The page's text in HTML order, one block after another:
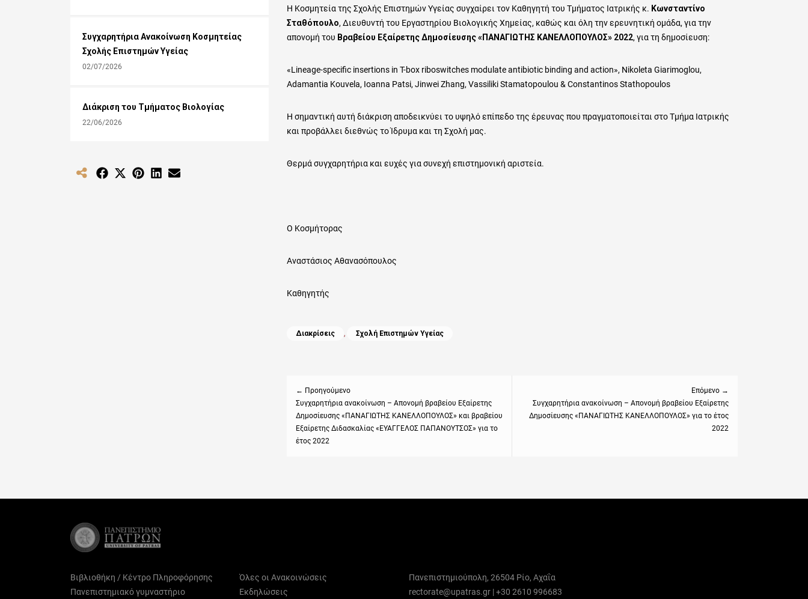
Η Κοσμητεία της Σχολής Επιστημών Υγείας συγχαίρει τον Καθηγητή του Τμήματος Ιατρικής κ. Κωνσταντίνο
Σταθόπουλο, Διευθυντή του Εργαστηρίου Βιολογικής Χημείας, καθώς και όλη την ερευνητική ομάδα, για την
απονομή του Βραβείου Εξαίρετης Δημοσίευσης «ΠΑΝΑΓΙΩΤΗΣ ΚΑΝΕΛΛΟΠΟΥΛΟΣ» 2022, για τη δημοσίευση:
«Lineage-specific insertions in T-box riboswitches modulate antibiotic binding and action», Nikoleta Giarimoglou,
Adamantia Kouvela, Ioanna Patsi, Jinwei Zhang, Vassiliki Stamatopoulou & Constantinos Stathopoulos
Η σημαντική αυτή διάκριση αποδεικνύει το υψηλό επίπεδο της έρευνας που πραγματοποιείται στο Τμήμα Ιατρικής
και προβάλλει διεθνώς το Ίδρυμα και τη Σχολή μας.
Θερμά συγχαρητήρια και ευχές για συνεχή επιστημονική αριστεία.
Ο Κοσμήτορας
Αναστάσιος Αθανασόπουλος
Καθηγητής
Categories
Διακρίσεις , Σχολή Επιστημών Υγείας
← Προηγούμενο
Previous
post:
Συγχαρητήρια ανακοίνωση – Απονομή βραβείου Εξαίρετης
Δημοσίευσης «ΠΑΝΑΓΙΩΤΗΣ ΚΑΝΕΛΛΟΠΟΥΛΟΣ» και βραβείου
Εξαίρετης Διδασκαλίας «ΕΥΑΓΓΕΛΟΣ ΠΑΠΑΝΟΥΤΣΟΣ» για το
έτος 2022
Επόμενο →
Next
post:
Συγχαρητήρια ανακοίνωση – Απονομή βραβείου Εξαίρετης
Δημοσίευσης «ΠΑΝΑΓΙΩΤΗΣ ΚΑΝΕΛΛΟΠΟΥΛΟΣ» για το έτος
2022
Συγχαρητήρια Ανακοίνωση Κοσμητείας
Σχολής Επιστημών Υγείας
02/07/2026
Διάκριση του Τμήματος Βιολογίας
22/06/2026
Share Share Share Share
Βιβλιοθήκη / Κέντρο Πληροφόρησης
Πανεπιστημιακό γυμναστήριο
Όλες οι Ανακοινώσεις
Εκδηλώσεις
Πανεπιστημιούπολη, 26504 Ρίο, Αχαΐα
rectorate@upatras.gr|+30 2610 996683